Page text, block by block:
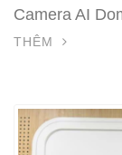
Camera AI
THÊM